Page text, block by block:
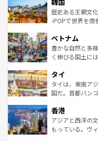
はコンテンツ一覧
いる。アクティ
ビング、ハイキ
い。オーストラ
参照してほしい。
ン）、静ひつな
と山間の静けさ
驚きをもたらし
容にもいいと評
が味
照してほしい。
韓国
歴史ある王朝文
-POPで世界を席
き、地方に足を
できる。そして
まで、さまざま
リティに包まれ
覧を参照してほ
ベトナム
豊かな自然と多
く伸びる国土に
急速な発展と共
ーチミン市のフ
醸し出している
とつ。フォーや
ひ現地で味わい
が旅行者を迎え
タイ
タイは、東南ア
国だ。首都バン
の活気が交差し
帯で自然と触れ
いビーチでリゾ
香港
アジアと西洋の
もっている。ヴ